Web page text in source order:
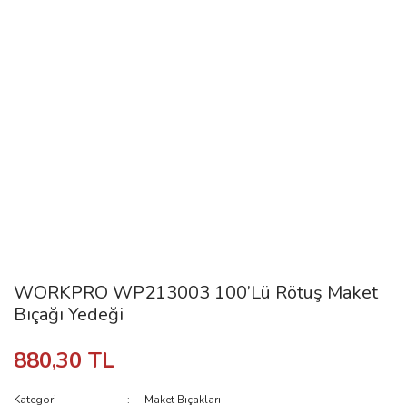
WORKPRO WP213003 100’Lü Rötuş Maket
Bıçağı Yedeği
880,30 TL
Kategori
Maket Bıçakları